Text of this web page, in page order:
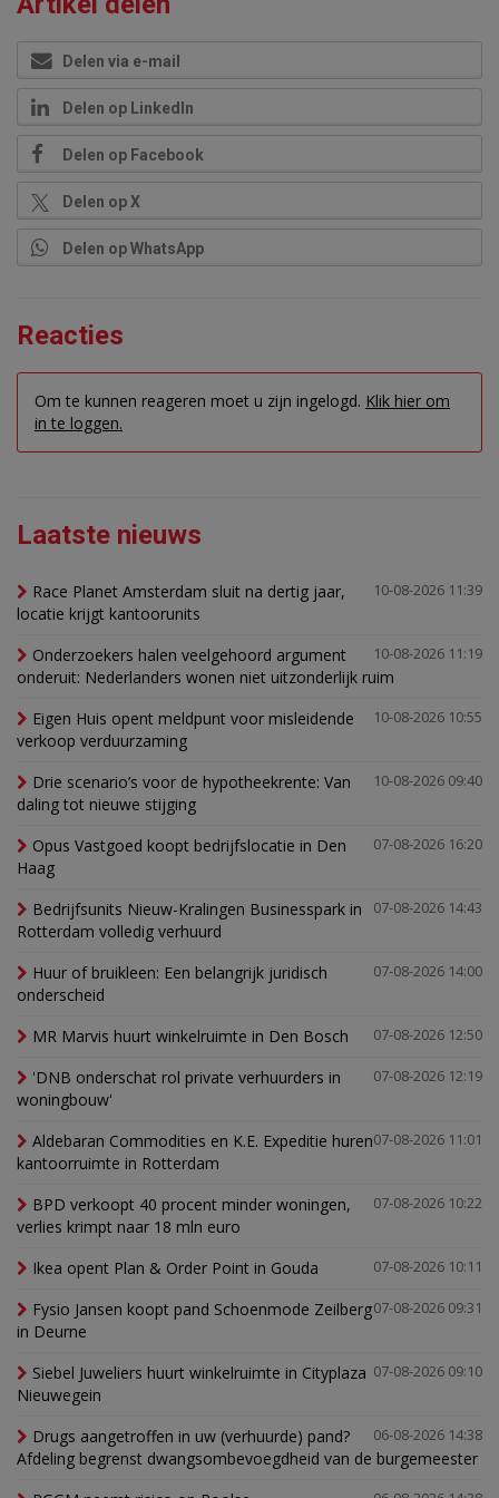
Delen via e-mail
Delen op LinkedIn
Delen op Facebook
Delen op X
Delen op WhatsApp
Reacties
Om te kunnen reageren moet u zijn ingelogd. Klik hier om
in te loggen.
Laatste nieuws
10-08-2026 11:39
Race Planet Amsterdam sluit na dertig jaar,
locatie krijgt kantoorunits
10-08-2026 11:19
Onderzoekers halen veelgehoord argument
onderuit: Nederlanders wonen niet uitzonderlijk ruim
10-08-2026 10:55
Eigen Huis opent meldpunt voor misleidende
verkoop verduurzaming
10-08-2026 09:40
Drie scenario’s voor de hypotheekrente: Van
daling tot nieuwe stijging
07-08-2026 16:20
Opus Vastgoed koopt bedrijfslocatie in Den
Haag
07-08-2026 14:43
Bedrijfsunits Nieuw-Kralingen Businesspark in
Rotterdam volledig verhuurd
07-08-2026 14:00
Huur of bruikleen: Een belangrijk juridisch
onderscheid
07-08-2026 12:50
MR Marvis huurt winkelruimte in Den Bosch
07-08-2026 12:19
'DNB onderschat rol private verhuurders in
woningbouw'
07-08-2026 11:01
Aldebaran Commodities en K.E. Expeditie huren
kantoorruimte in Rotterdam
07-08-2026 10:22
BPD verkoopt 40 procent minder woningen,
verlies krimpt naar 18 mln euro
07-08-2026 10:11
Ikea opent Plan & Order Point in Gouda
07-08-2026 09:31
Fysio Jansen koopt pand Schoenmode Zeilberg
in Deurne
07-08-2026 09:10
Siebel Juweliers huurt winkelruimte in Cityplaza
Nieuwegein
06-08-2026 14:38
Drugs aangetroffen in uw (verhuurde) pand?
Afdeling begrenst dwangsombevoegdheid van de burgemeester